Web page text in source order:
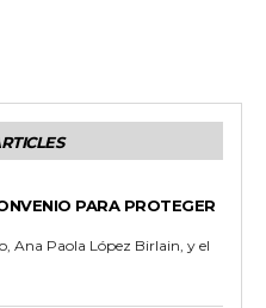
PARA PROTEGER
Ana Paola López Birlain, y el